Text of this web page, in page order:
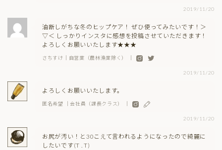
2019/11/20
油断しがちな冬のヒップケア！ ぜひ使ってみたいです！＞
▽＜ しっかりインスタに感想を投稿させていただきます！
よろしくお願いいたします★★★
さちすけ｜自営業（農林漁業除く） ｜
2019/11/20
よろしくお願いいたします。
匿名希望 ｜会社員（課長クラス） ｜
2019/11/20
お尻が汚い！と30こえて言われるようになったので綺麗に
したいです(T . T)